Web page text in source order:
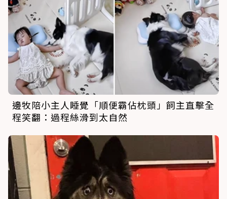
邊牧陪小主人睡覺「順便霸佔枕頭」飼主直擊全
程笑翻：過程絲滑到太自然